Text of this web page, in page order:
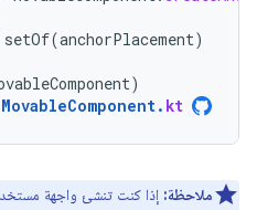
setOf(anchorPlacement)
)
MovableComponent. kt
ملاحظة: إذا كنت تنشئ واجهة